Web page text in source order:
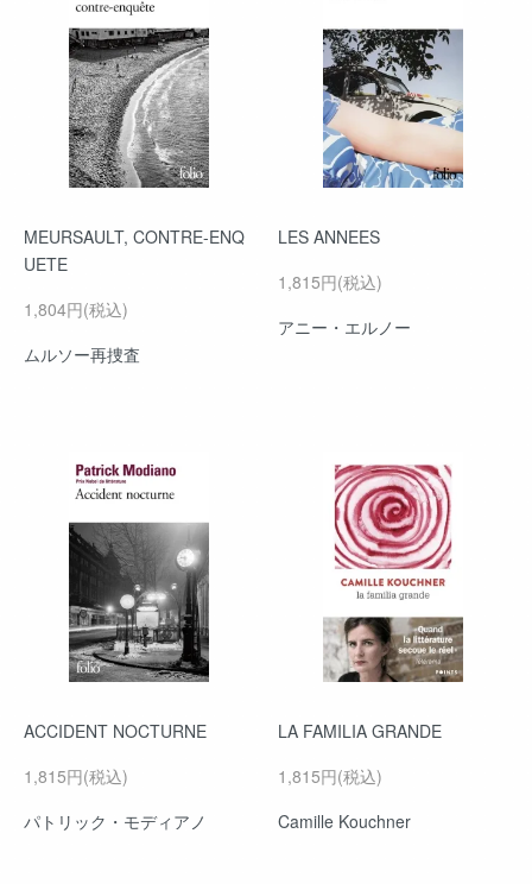
MEURSAULT, CONTRE-ENQ
UETE
1,804円(税込)
ムルソー再捜査
LES ANNEES
1,815円(税込)
アニー・エルノー
ACCIDENT NOCTURNE
1,815円(税込)
パトリック・モディアノ
LA FAMILIA GRANDE
1,815円(税込)
Camille Kouchner